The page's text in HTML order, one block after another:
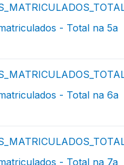
- Total na 5a
- Total na 6a
- Total na 7a